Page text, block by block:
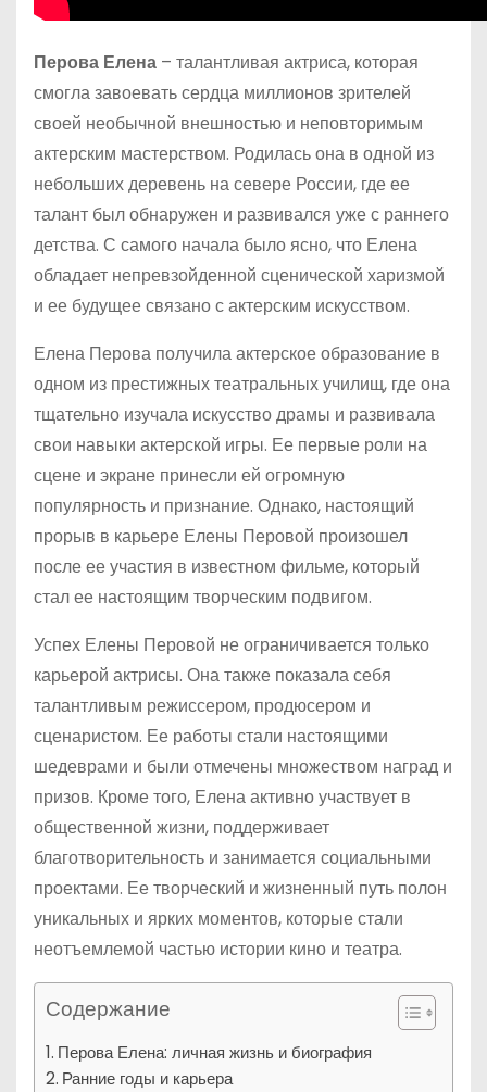
Перова Елена – талантливая актриса, которая
смогла завоевать сердца миллионов зрителей
своей необычной внешностью и неповторимым
актерским мастерством. Родилась она в одной из
небольших деревень на севере России, где ее
талант был обнаружен и развивался уже с раннего
детства. С самого начала было ясно, что Елена
обладает непревзойденной сценической харизмой
и ее будущее связано с актерским искусством.
Елена Перова получила актерское образование в
одном из престижных театральных училищ, где она
тщательно изучала искусство драмы и развивала
свои навыки актерской игры. Ее первые роли на
сцене и экране принесли ей огромную
популярность и признание. Однако, настоящий
прорыв в карьере Елены Перовой произошел
после ее участия в известном фильме, который
стал ее настоящим творческим подвигом.
Успех Елены Перовой не ограничивается только
карьерой актрисы. Она также показала себя
талантливым режиссером, продюсером и
сценаристом. Ее работы стали настоящими
шедеврами и были отмечены множеством наград и
призов. Кроме того, Елена активно участвует в
общественной жизни, поддерживает
благотворительность и занимается социальными
проектами. Ее творческий и жизненный путь полон
уникальных и ярких моментов, которые стали
неотъемлемой частью истории кино и театра.
Содержание
Перова Елена: личная жизнь и биография
Ранние годы и карьера